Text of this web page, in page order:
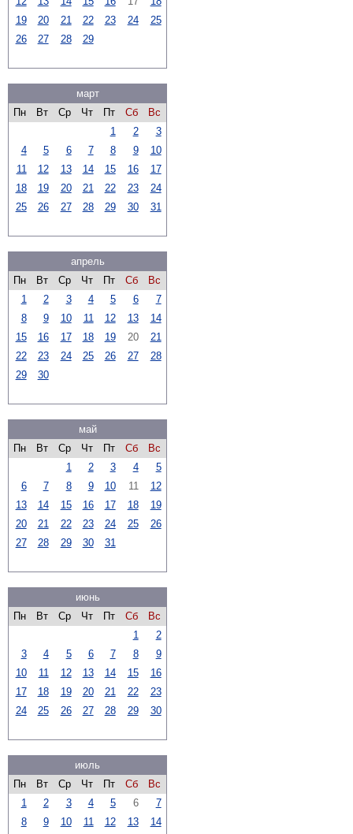
19
20 21 22 23 24
25
26
27 28 29
март
Пн
Вт Ср Чт Пт Сб
Вс
1
2
3
4
5 6 7 8 9
10
11
12 13 14 15 16
17
18
19 20 21 22 23
24
25
26 27 28 29 30 31
апрель
Пн
Вт Ср Чт Пт Сб
Вс
1
2 3 4 5 6
7
8
9 10 11 12 13
14
15
16 17 18 19 20
21
22
23 24 25 26 27
28
29
30
май
Пн
Вт Ср Чт Пт Сб
Вс
1
2 3 4
5
6
7 8 9 10 11
12
13
14 15 16 17 18
19
20
21 22 23 24 25
26
27
28 29 30 31
июнь
Пн
Вт Ср Чт Пт Сб
Вс
1
2
3
4 5 6 7 8
9
10
11 12 13 14 15
16
17
18 19 20 21 22
23
24
25 26 27 28 29 30
июль
Пн
Вт Ср Чт Пт Сб
Вс
1
2 3 4 5 6
7
8
9 10 11 12 13
14